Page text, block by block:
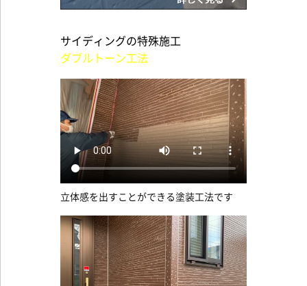
サイディングの特殊施工
ダブルトーン工法
立体感を出すことができる塗装工法です